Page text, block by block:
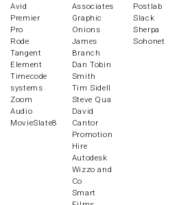
Avid
Premier
Pro
Rode
Tangent
Element
Timecode
systems
Zoom
Audio
MovieSlate8
Associates
Graphic
Onions
James
Branch
Dan Tobin
Smith
Tim Sidell
Steve Qua
David
Cantor
Promotion
Hire
Autodesk
Wizzo and
Co
Smart
Postlab
Slack
Sherpa
Sohonet